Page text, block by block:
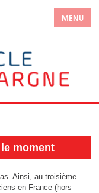
MENU
moment
Ainsi, au troisième
en France (hors